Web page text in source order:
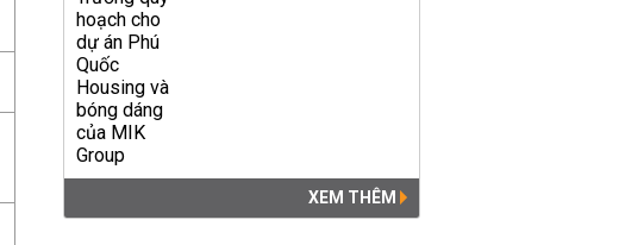
XEM THÊM